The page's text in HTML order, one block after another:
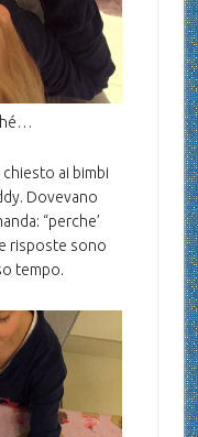
ai bimbi
Dovevano
“perche’
risposte sono
tempo.